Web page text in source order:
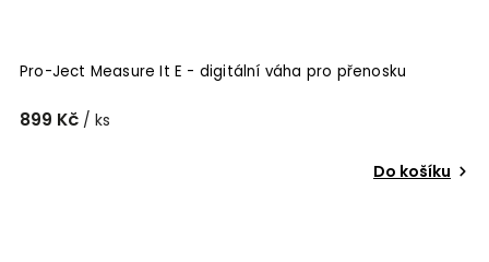
Pro-Ject Measure It E - digitální váha pro přenosku
899 Kč / ks
Do košíku